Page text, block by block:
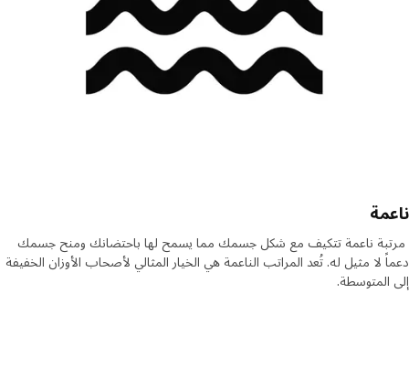
ناعمة تتكيف مع شكل جسمك مما يسمح لها باحتضانك ومنح جسمك
لا مثيل له. تُعد المراتب الناعمة هي الخيار المثالي لأصحاب الأوزان الخفيفة